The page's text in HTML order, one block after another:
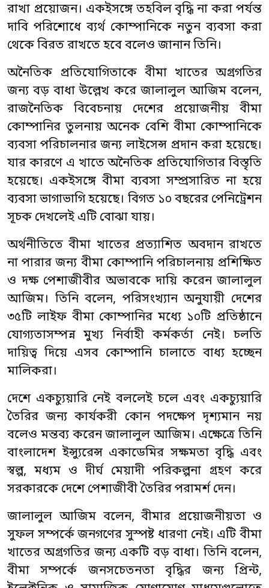
রাখা প্রয়োজন। একইসঙ্গে তহবিল বৃদ্ধি না করা পর্যন্ত
দাবি পরিশোধে ব্যর্থ কোম্পানিকে নতুন ব্যবসা করা
থেকে বিরত রাখতে হবে বলেও জানান তিনি।
অনৈতিক প্রতিযোগিতাকে বীমা খাতের অগ্রগতির
জন্য বড় বাধা উল্লেখ করে জালালুল আজিম বলেন,
রাজনৈতিক বিবেচনায় দেশের প্রয়োজনীয় বীমা
কোম্পানির তুলনায় অনেক বেশি বীমা কোম্পানিকে
ব্যবসা পরিচালনার জন্য লাইসেন্স প্রদান করা হয়েছে।
যার কারণে এ খাতে অনৈতিক প্রতিযোগিতার বিস্তৃতি
হয়েছে। একইসঙ্গে বীমা ব্যবসা সম্প্রসারিত না হয়ে
ব্যবসা ভাগাভাগি হয়েছে। বিগত ১০ বছরের পেনিট্রেশন
সূচক দেখলেই এটি বোঝা যায়।
অর্থনীতিতে বীমা খাতের প্রত্যাশিত অবদান রাখতে
না পারার জন্য বীমা কোম্পানি পরিচালনায় প্রশিক্ষিত
ও দক্ষ পেশাজীবীর অভাবকে দায়ি করেন জালালুল
আজিম। তিনি বলেন, পরিসংখ্যান অনুযায়ী দেশের
৩৫টি লাইফ বীমা কোম্পানির মধ্যে ১০টি প্রতিষ্ঠানে
যোগ্যতাসম্পন্ন মুখ্য নির্বাহী কর্মকর্তা নেই। চলতি
দায়িত্ব দিয়ে এসব কোম্পানি চালাতে বাধ্য হচ্ছেন
মালিকরা।
দেশে একচ্যুয়ারি নেই বললেই চলে এবং একচ্যুয়ারি
তৈরির জন্য কার্যকরী কোন পদক্ষেপ দৃশ্যমান নয়
বলেও মন্তব্য করেন জালালুল আজিম। এক্ষেত্রে তিনি
বাংলাদেশ ইন্স্যুরেন্স একাডেমির সক্ষমতা বৃদ্ধি এবং
স্বল্প, মধ্যম ও দীর্ঘ মেয়াদী পরিকল্পনা গ্রহণ করে
সরকারকে দেশে পেশাজীবী তৈরির পরামর্শ দেন।
জালালুল আজিম বলেন, বীমার প্রয়োজনীয়তা ও
সুফল সম্পর্কে জনগণের সুস্পষ্ট ধারণা নেই। এটি বীমা
খাতের অগ্রগতির জন্য একটি বড় বাধা। তিনি বলেন,
বীমা সম্পর্কে জনসচেতনতা বৃদ্ধির জন্য প্রিন্ট,